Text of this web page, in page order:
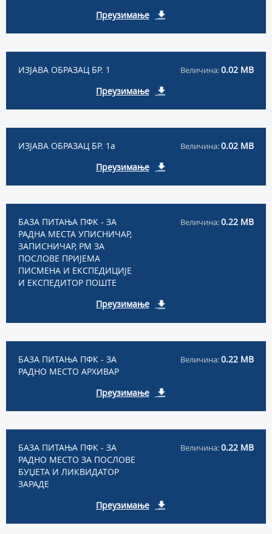
Преузимање
ИЗЈАВА ОБРАЗАЦ БР. 1 Величина:0.02 MB
Преузимање
ИЗЈАВА ОБРАЗАЦ БР. 1а Величина:0.02 MB
Преузимање
БАЗА ПИТАЊА ПФК - ЗА
РАДНА МЕСТА УПИСНИЧАР,
ЗАПИСНИЧАР, РМ ЗА
ПОСЛОВЕ ПРИЈЕМА
ПИСМЕНА И ЕКСПЕДИЦИЈЕ
И ЕКСПЕДИТОР ПОШТЕ
Величина:0.22 MB
Преузимање
БАЗА ПИТАЊА ПФК - ЗА
РАДНО МЕСТО АРХИВАР
Величина:0.22 MB
Преузимање
БАЗА ПИТАЊА ПФК - ЗА
РАДНО МЕСТО ЗА ПОСЛОВЕ
БУЏЕТА И ЛИКВИДАТОР
ЗАРАДЕ
Величина:0.22 MB
Преузимање